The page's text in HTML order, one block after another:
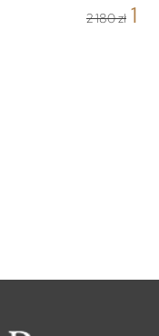
2 180 zł 1